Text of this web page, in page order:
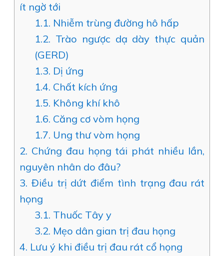
ít ngờ tới
1.1. Nhiễm trùng đường hô hấp
1.2. Trào ngược dạ dày thực quản
(GERD)
1.3. Dị ứng
1.4. Chất kích ứng
1.5. Không khí khô
1.6. Căng cơ vòm họng
1.7. Ung thư vòm họng
2. Chứng đau họng tái phát nhiều lần,
nguyên nhân do đâu?
3. Điều trị dứt điểm tình trạng đau rát
họng
3.1. Thuốc Tây y
3.2. Mẹo dân gian trị đau họng
4. Lưu ý khi điều trị đau rát cổ họng